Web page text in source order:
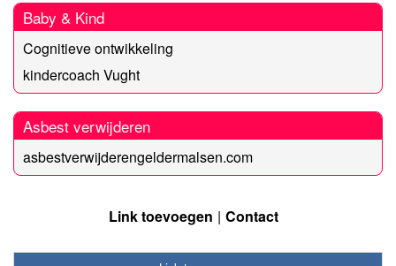
Baby & Kind
Cognitieve ontwikkeling
kindercoach Vught
Asbest verwijderen
asbestverwijderengeldermalsen.com
Link toevoegen Contact